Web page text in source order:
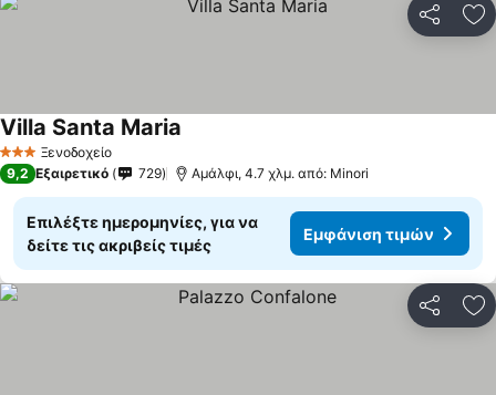
3 ΑστέριαΞενοδοχείο
Villa Santa Maria
9,2 Εξαιρετικό 729 Αμάλφι, 4.7 χλμ. από: Minori
Επιλέξτε ημερομηνίες, για να
δείτε τις ακριβείς τιμές
Εμφάνιση τιμών